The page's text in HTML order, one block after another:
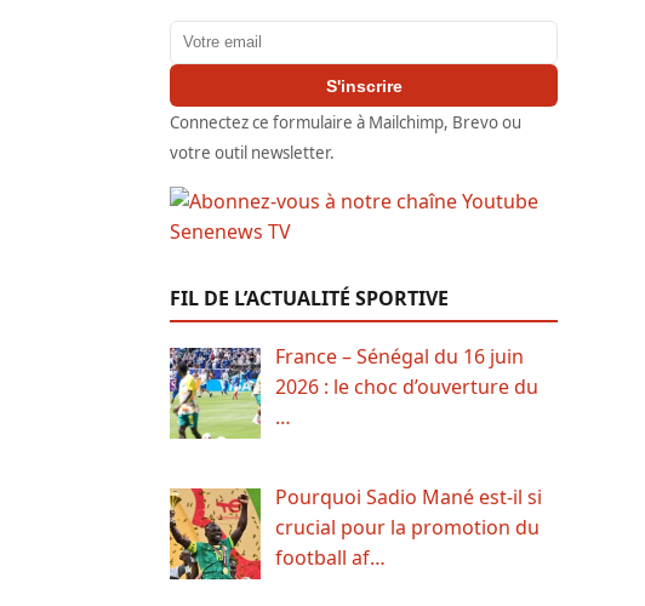
Adresse email
S'inscrire
Connectez ce formulaire à Mailchimp, Brevo ou
votre outil newsletter.
FIL DE L’ACTUALITÉ SPORTIVE
France – Sénégal du 16 juin
2026 : le choc d’ouverture du
…
Pourquoi Sadio Mané est-il si
crucial pour la promotion du
football af…